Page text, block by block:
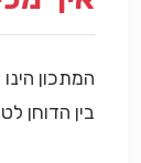
המתכון
בין הדוחן